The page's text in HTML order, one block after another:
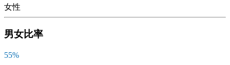
女性
男女比率
55%